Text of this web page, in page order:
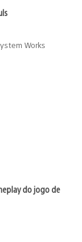
Works
do jogo de